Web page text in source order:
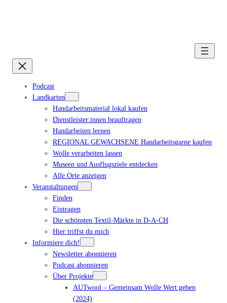
Podcast
Landkarten
Handarbeitsmaterial lokal kaufen
Dienstleister:innen beauftragen
Handarbeiten lernen
REGIONAL GEWACHSENE Handarbeitsgarne kaufen
Wolle verarbeiten lassen
Museen und Ausflugsziele entdecken
Alle Orte anzeigen
Veranstaltungen
Finden
Eintragen
Die schönsten Textil-Märkte in D-A-CH
Hier triffst du mich
Informiere dich!
Newsletter abonnieren
Podcast abonnieren
Über Projekte
AUTwool – Gemeinsam Wolle Wert geben
(2024)